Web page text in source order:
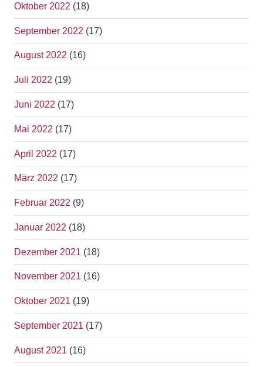
Oktober 2022 (18)
September 2022 (17)
August 2022 (16)
Juli 2022 (19)
Juni 2022 (17)
Mai 2022 (17)
April 2022 (17)
März 2022 (17)
Februar 2022 (9)
Januar 2022 (18)
Dezember 2021 (18)
November 2021 (16)
Oktober 2021 (19)
September 2021 (17)
August 2021 (16)